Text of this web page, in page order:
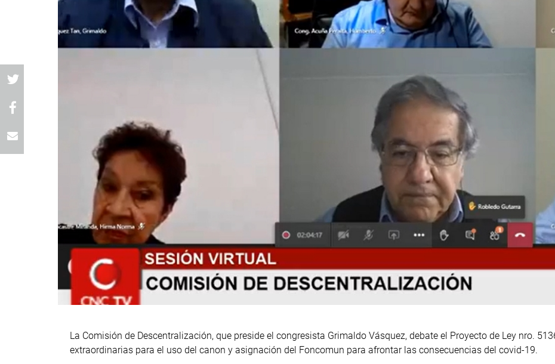
La Comisión de Descentralización, que preside el congresista Grimaldo Vásquez, debate el Proyecto de Ley nro.
extraordinarias para el uso del canon y asignación del Foncomun para afrontar las consecuencias del covid-19.